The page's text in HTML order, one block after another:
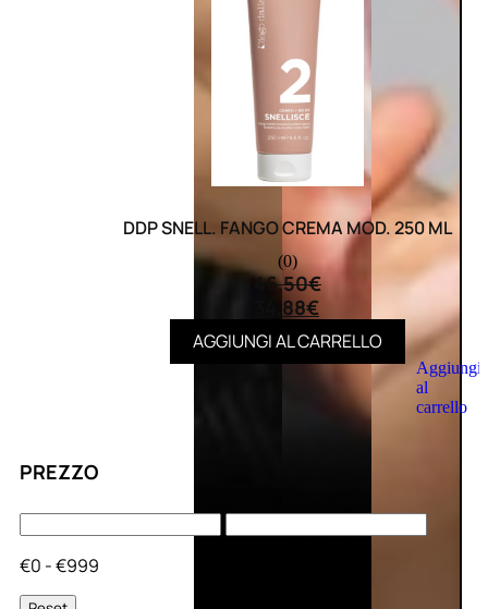
Aggiungi
al
carrello
PREZZO
€0 - €999
DDP SNELL. FANGO CREMA MOD. 250 ML
(0)
46,50€
34,88€
AGGIUNGI AL CARRELLO